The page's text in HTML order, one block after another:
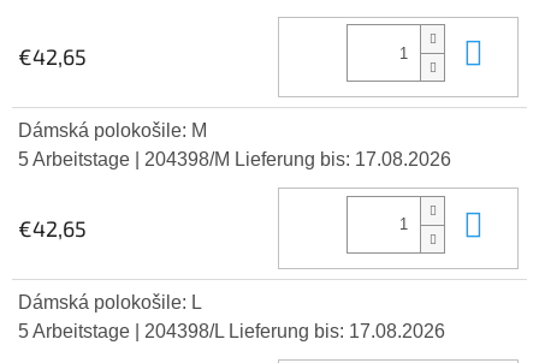
€42,65
Dámská polokošile: M
5 Arbeitstage
| 204398/M Lieferung bis: 17.08.2026
€42,65
Dámská polokošile: L
5 Arbeitstage
| 204398/L Lieferung bis: 17.08.2026